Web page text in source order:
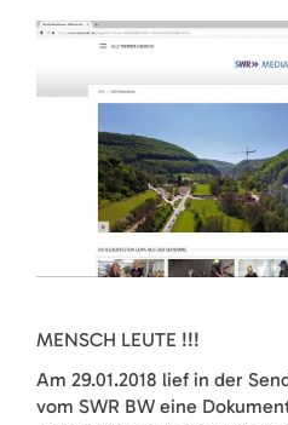
MENSCH LEUTE !!!
Am 29.01.2018 lief in der
vom SWR BW eine